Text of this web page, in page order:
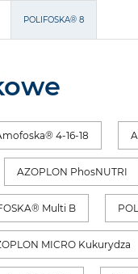
POLIFOSKA® 8
4-16-18
AZOPLON PhosNUTRI
Multi B
MICRO Kukurydza